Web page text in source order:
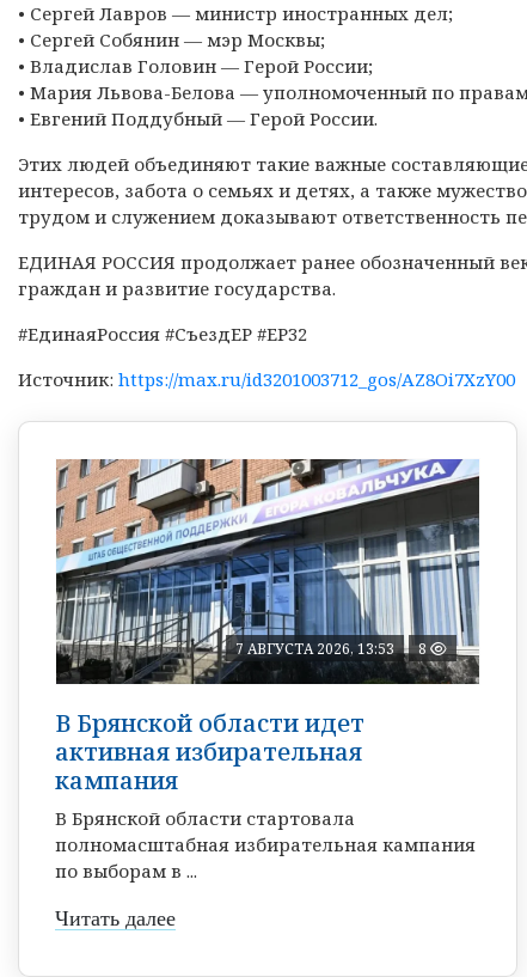
• Сергей Лавров — министр иностранных дел;
• Сергей Собянин — мэр Москвы;
• Владислав Головин — Герой России;
• Мария Львова-Белова — уполномоченный по
• Евгений Поддубный — Герой России.
Этих людей объединяют такие важные
интересов, забота о семьях и детях, а также
трудом и служением доказывают ответственность
ЕДИНАЯ РОССИЯ продолжает ранее обозначенный
граждан и развитие государства.
#ЕдинаяРоссия #СъездЕР #ЕР32
Источник: https://max.ru/id3201003712_gos/AZ8Oi7XzY00
7 АВГУСТА 2026, 13:53 8
В Брянской области идет
активная избирательная
кампания
В Брянской области стартовала
полномасштабная избирательная кампания
по выборам в ...
Читать далее